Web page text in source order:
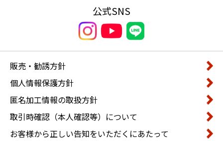
公式SNS
販売・勧誘方針
個人情報保護方針
匿名加工情報の取扱方針
取引時確認（本人確認等）について
お客様から正しい告知をいただくにあたって